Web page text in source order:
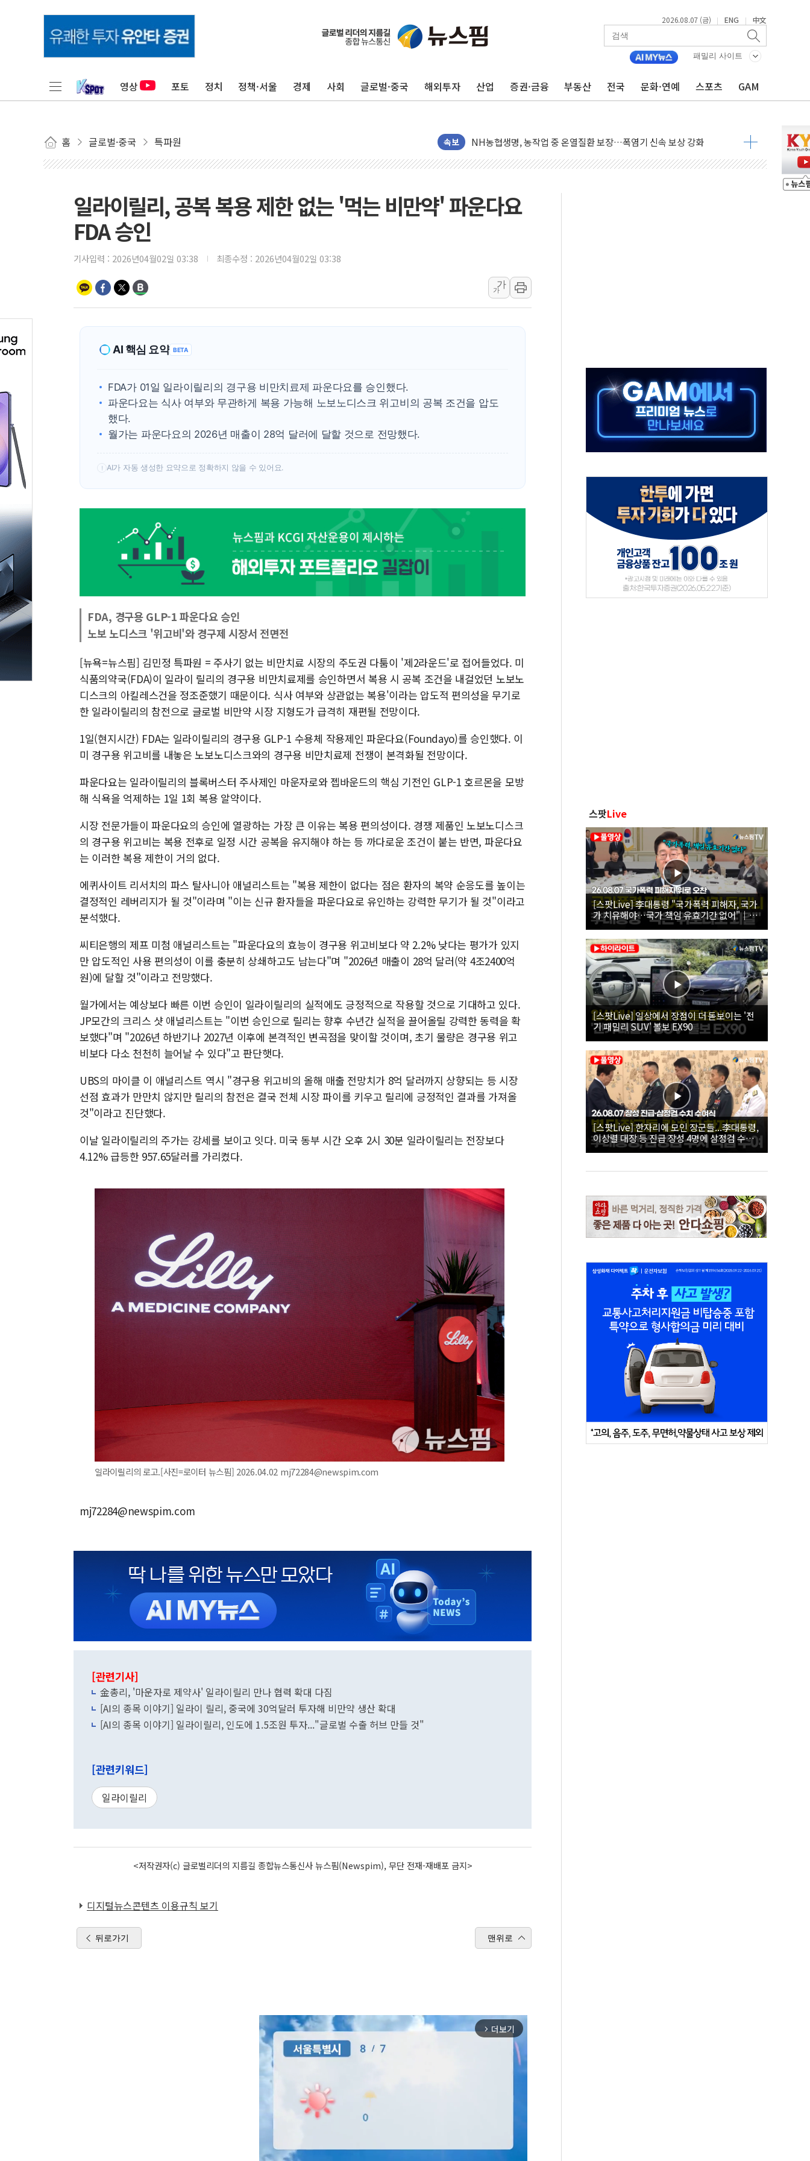
2026.08.07 (금) | ENG | 中文
패밀리 사이트
영상 포토 정치 정책·서울 경제 사회 글로벌·중국 해외투자 산업 증권·금융 부동산 전국 문화·연예 스포츠 GAM
홈 글로벌·중국 특파원 속보
신세계사이먼 '대구 프리미엄 아울렛' 건립 '본궤도'
李대통령, 호우 피해 경북 안동·의성 특별재난지역 선포
워트, 상반기 영업이익 30억원
프롬바이오, 10일 거래 재개…"재무구조 개편"
아바코, 2분기 매출 120억원
랩지노믹스 "디엑솜과 美 암 진단 분야 독점 라이선스 계약"
푸본현대생명, 육군 3군단과 군 장병 금융교육·전역 지원 협약
교보생명, '교보K-맞춤건강보험' 6개월 배타적사용권 획득
네이버 클립, 시청 만으로 혜택 얻는 피드코인 이벤트 진행
서울 재건축·재개발 정상화시 5년 내 9만가구 순증...이주 대란도 제한적
카카오, 2026년 임금협약 타결…연봉 6.3% 인상
일라이릴리, 공복 복용 제한 없는 '먹는 비만약' 파운다요
FDA 승인
기사입력 : 2026년04월02일 03:38 최종수정 : 2026년04월02일 03:38
가
가
AI 핵심 요약 BETA
FDA가 01일 일라이릴리의 경구용 비만치료제 파운다요를 승인했다.
파운다요는 식사 여부와 무관하게 복용 가능해 노보노디스크 위고비의 공복 조건을 압도
했다.
월가는 파운다요의 2026년 매출이 28억 달러에 달할 것으로 전망했다.
! AI가 자동 생성한 요약으로 정확하지 않을 수 있어요.
FDA, 경구용 GLP-1 파운다요 승인
노보 노디스크 '위고비'와 경구제 시장서 전면전
[뉴욕=뉴스핌] 김민정 특파원 = 주사기 없는 비만치료 시장의 주도권 다툼이 '제2라운드'로 접어들었다. 미
식품의약국(FDA)이 일라이 릴리의 경구용 비만치료제를 승인하면서 복용 시 공복 조건을 내걸었던 노보노
디스크의 아킬레스건을 정조준했기 때문이다. 식사 여부와 상관없는 복용'이라는 압도적 편의성을 무기로
한 일라이릴리의 참전으로 글로벌 비만약 시장 지형도가 급격히 재편될 전망이다.
1일(현지시간) FDA는 일라이릴리의 경구용 GLP-1 수용체 작용제인 파운다요(Foundayo)를 승인했다. 이
미 경구용 위고비를 내놓은 노보노디스크와의 경구용 비만치료제 전쟁이 본격화될 전망이다.
파운다요는 일라이릴리의 블록버스터 주사제인 마운자로와 젭바운드의 핵심 기전인 GLP-1 호르몬을 모방
해 식욕을 억제하는 1일 1회 복용 알약이다.
시장 전문가들이 파운다요의 승인에 열광하는 가장 큰 이유는 복용 편의성이다. 경쟁 제품인 노보노디스크
의 경구용 위고비는 복용 전후로 일정 시간 공복을 유지해야 하는 등 까다로운 조건이 붙는 반면, 파운다요
는 이러한 복용 제한이 거의 없다.
에퀴사이트 리서치의 파스 탈사니아 애널리스트는 "복용 제한이 없다는 점은 환자의 복약 순응도를 높이는
결정적인 레버리지가 될 것"이라며 "이는 신규 환자들을 파운다요로 유인하는 강력한 무기가 될 것"이라고
분석했다.
씨티은행의 제프 미첨 애널리스트는 "파운다요의 효능이 경구용 위고비보다 약 2.2% 낮다는 평가가 있지
만 압도적인 사용 편의성이 이를 충분히 상쇄하고도 남는다"며 "2026년 매출이 28억 달러(약 4조2400억
원)에 달할 것"이라고 전망했다.
월가에서는 예상보다 빠른 이번 승인이 일라이릴리의 실적에도 긍정적으로 작용할 것으로 기대하고 있다.
JP모간의 크리스 샷 애널리스트는 "이번 승인으로 릴리는 향후 수년간 실적을 끌어올릴 강력한 동력을 확
보했다"며 "2026년 하반기나 2027년 이후에 본격적인 변곡점을 맞이할 것이며, 초기 물량은 경구용 위고
비보다 다소 천천히 늘어날 수 있다"고 판단햇다.
UBS의 마이클 이 애널리스트 역시 "경구용 위고비의 올해 매출 전망치가 8억 달러까지 상향되는 등 시장
선점 효과가 만만치 않지만 릴리의 참전은 결국 전체 시장 파이를 키우고 릴리에 긍정적인 결과를 가져올
것"이라고 진단했다.
이날 일라이릴리의 주가는 강세를 보이고 잇다. 미국 동부 시간 오후 2시 30분 일라이릴리는 전장보다
4.12% 급등한 957.65달러를 가리켰다.
일라이릴리의 로고.[사진=로이터 뉴스핌] 2026.04.02 mj72284@newspim.com
mj72284@newspim.com
[관련기사]
金총리, '마운자로 제약사' 일라이릴리 만나 협력 확대 다짐
[AI의 종목 이야기] 일라이 릴리, 중국에 30억달러 투자해 비만약 생산 확대
[AI의 종목 이야기] 일라이릴리, 인도에 1.5조원 투자..."글로벌 수출 허브 만들 것"
[관련키워드]
일라이릴리
<저작권자(c) 글로벌리더의 지름길 종합뉴스통신사 뉴스핌(Newspim), 무단 전재-재배포 금지>
디지털뉴스콘텐츠 이용규칙 보기
뒤로가기 맨위로
arrow_forward_ios 더보기
스팟Live
[스팟Live] 李대통령 "국가폭력 피해자, 국가
가 치유해야…국가 책임 유효기간 없어"｜
26.08.07 국가폭력 피해자 위로 오찬
[스팟Live] 일상에서 장점이 더 돋보이는 '전
기 패밀리 SUV' 볼보 EX90
[스팟Live] 한자리에 모인 장군들...李대통령,
이상렬 대장 등 진급 장성 4명에 삼정검 수치
직접 수여｜26.08.07 장성 진급·삼정검 수치